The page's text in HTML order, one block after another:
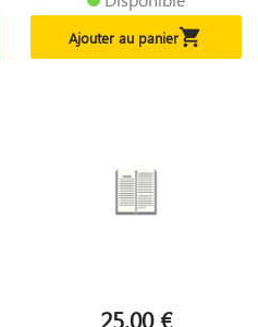
Ajouter au panier
25,00 €